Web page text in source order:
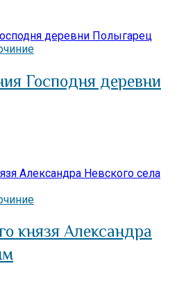
Господня деревни
князя Александра